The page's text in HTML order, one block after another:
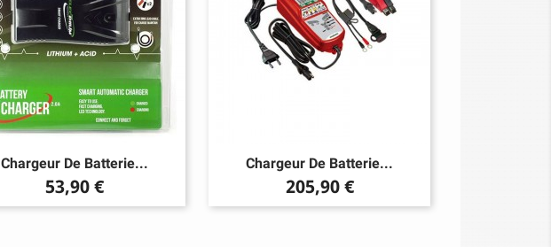
Chargeur De Batterie...
Prix
53,90 €
Chargeur De Batterie...
Prix
205,90 €